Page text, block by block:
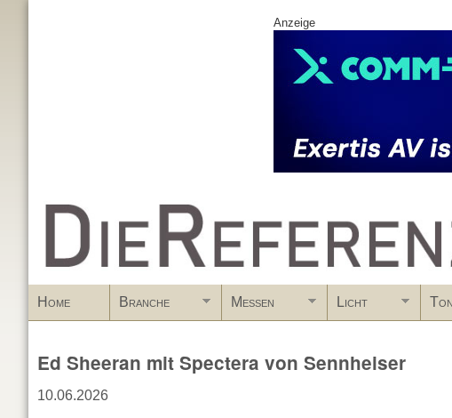
Anzeige
www.DieReferenz.de
Home Branche Messen Licht Ton
Ed Sheeran mit Spectera von Sennheiser
10.06.2026